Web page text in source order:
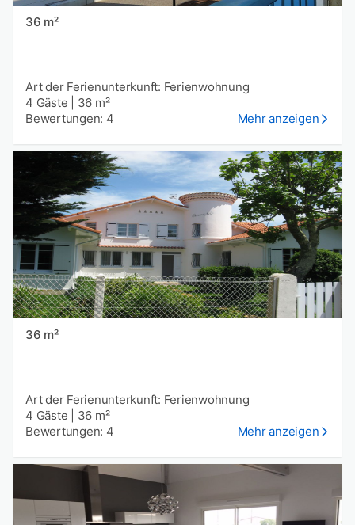
36 m²
Art der Ferienunterkunft: Ferienwohnung
4 Gäste
36 m²
Bewertungen: 4
Mehr anzeigen
36 m²
Art der Ferienunterkunft: Ferienwohnung
4 Gäste
36 m²
Bewertungen: 4
Mehr anzeigen